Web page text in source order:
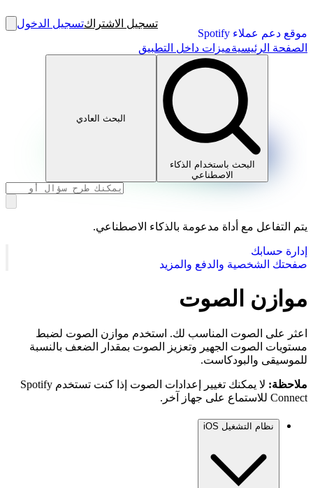
موقع دعم عملاء Spotify
تسجيل الاشتراكتسجيل الدخول
الصفحة الرئيسيةميزات داخل التطبيق
البحث باستخدام الذكاء
الاصطناعي
البحث العادي
يتم التفاعل مع أداة مدعومة بالذكاء الاصطناعي.
إدارة حسابك
صفحتك الشخصية والدفع والمزيد
موازن الصوت
اعثر على الصوت المناسب لك. استخدم موازن الصوت لضبط
مستويات الصوت الجهير وتعزيز الصوت بمقدار الضعف بالنسبة
للموسيقى والبودكاست.
ملاحظة:
لا يمكنك تغيير إعدادات الصوت إذا كنت تستخدم Spotify
Connect للاستماع على جهاز آخر.
نظام التشغيل iOS